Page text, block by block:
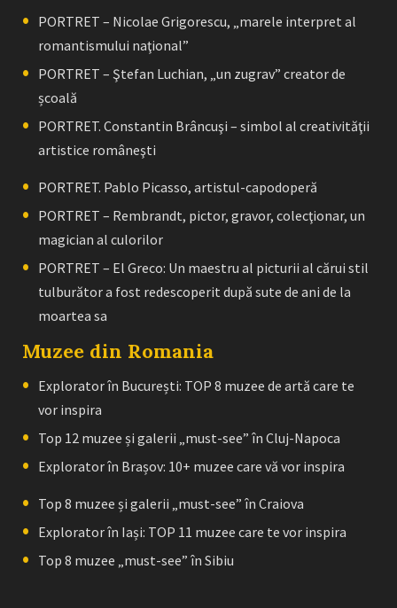
PORTRET – Nicolae Grigorescu, „marele interpret al
romantismului naţional”
PORTRET – Ştefan Luchian, „un zugrav” creator de
școală
PORTRET. Constantin Brâncuşi – simbol al creativităţii
artistice româneşti
PORTRET. Pablo Picasso, artistul-capodoperă
PORTRET – Rembrandt, pictor, gravor, colecţionar, un
magician al culorilor
PORTRET – El Greco: Un maestru al picturii al cărui stil
tulburător a fost redescoperit după sute de ani de la
moartea sa
Muzee din Romania
Explorator în București: TOP 8 muzee de artă care te
vor inspira
Top 12 muzee și galerii „must-see” în Cluj-Napoca
Explorator în Brașov: 10+ muzee care vă vor inspira
Top 8 muzee și galerii „must-see” în Craiova
Explorator în Iași: TOP 11 muzee care te vor inspira
Top 8 muzee „must-see” în Sibiu